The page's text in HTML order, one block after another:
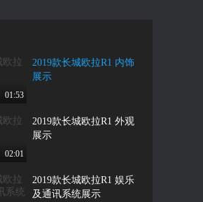
01:53
2019款长城欧拉R1 内饰
展示
02:01
2019款长城欧拉R1 外观
展示
2019款长城欧拉R1 娱乐
及通讯系统展示